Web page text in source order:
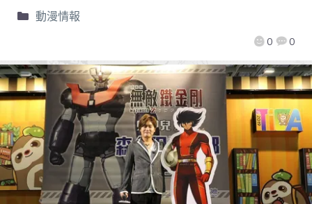
0 0
動漫情報